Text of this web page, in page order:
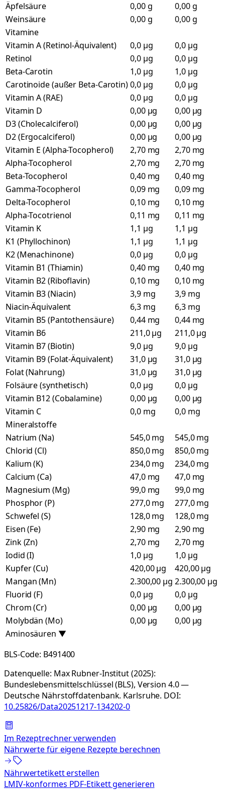
Äpfelsäure
0,00 g
0,00 g
Weinsäure
0,00 g
0,00 g
Vitamine
Vitamin A (Retinol-Äquivalent)
0,0 µg
0,0 µg
Retinol
0,0 µg
0,0 µg
Beta-Carotin
1,0 µg
1,0 µg
Carotinoide (außer Beta-Carotin)0,0 µg
0,0 µg
Vitamin A (RAE)
0,0 µg
0,0 µg
Vitamin D
0,00 µg
0,00 µg
D3 (Cholecalciferol)
0,00 µg
0,00 µg
D2 (Ergocalciferol)
0,00 µg
0,00 µg
Vitamin E (Alpha-Tocopherol)
2,70 mg
2,70 mg
Alpha-Tocopherol
2,70 mg
2,70 mg
Beta-Tocopherol
0,40 mg
0,40 mg
Gamma-Tocopherol
0,09 mg
0,09 mg
Delta-Tocopherol
0,10 mg
0,10 mg
Alpha-Tocotrienol
0,11 mg
0,11 mg
Vitamin K
1,1 µg
1,1 µg
K1 (Phyllochinon)
1,1 µg
1,1 µg
K2 (Menachinone)
0,0 µg
0,0 µg
Vitamin B1 (Thiamin)
0,40 mg
0,40 mg
Vitamin B2 (Riboflavin)
0,10 mg
0,10 mg
Vitamin B3 (Niacin)
3,9 mg
3,9 mg
Niacin-Äquivalent
6,3 mg
6,3 mg
Vitamin B5 (Pantothensäure)
0,44 mg
0,44 mg
Vitamin B6
211,0 µg
211,0 µg
Vitamin B7 (Biotin)
9,0 µg
9,0 µg
Vitamin B9 (Folat-Äquivalent)
31,0 µg
31,0 µg
Folat (Nahrung)
31,0 µg
31,0 µg
Folsäure (synthetisch)
0,0 µg
0,0 µg
Vitamin B12 (Cobalamine)
0,00 µg
0,00 µg
Vitamin C
0,0 mg
0,0 mg
Mineralstoffe
Natrium (Na)
545,0 mg
545,0 mg
Chlorid (Cl)
850,0 mg
850,0 mg
Kalium (K)
234,0 mg
234,0 mg
Calcium (Ca)
47,0 mg
47,0 mg
Magnesium (Mg)
99,0 mg
99,0 mg
Phosphor (P)
277,0 mg
277,0 mg
Schwefel (S)
128,0 mg
128,0 mg
Eisen (Fe)
2,90 mg
2,90 mg
Zink (Zn)
2,70 mg
2,70 mg
Iodid (I)
1,0 µg
1,0 µg
Kupfer (Cu)
420,00 µg
420,00 µg
Mangan (Mn)
2.300,00 µg 2.300,00 µg
Fluorid (F)
0,0 µg
0,0 µg
Chrom (Cr)
0,00 µg
0,00 µg
Molybdän (Mo)
0,00 µg
0,00 µg
Aminosäuren ▼
BLS-Code: B491400
Datenquelle: Max Rubner-Institut (2025):
Bundeslebensmittelschlüssel (BLS), Version 4.0 —
Deutsche Nährstoffdatenbank. Karlsruhe. DOI:
10.25826/Data20251217-134202-0
Im Rezeptrechner verwenden
Nährwerte für eigene Rezepte berechnen
Nährwertetikett erstellen
LMIV-konformes PDF-Etikett generieren